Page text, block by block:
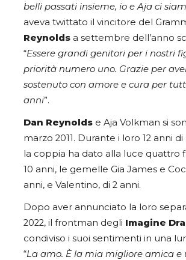
belli passati insieme, io e Aja ci
aveva twittato il vincitore del
Reynolds a settembre dell’anno
“Essere grandi genitori per i nostri
priorità numero uno. Grazie per
sostenuto con amore e cura per
anni”.
Dan Reynolds e Aja Volkman si
marzo 2011. Durante i loro 12 anni
la coppia ha dato alla luce quattro
10 anni, le gemelle Gia James e
anni, e Valentino, di 2 anni.
Dopo aver annunciato la loro
2022, il frontman degli Imagine
condiviso i suoi sentimenti in una
“La amo. È la mia migliore amica e